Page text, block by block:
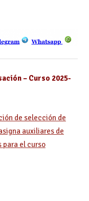
– Curso 2025-
de selección de
auxiliares de
para el curso